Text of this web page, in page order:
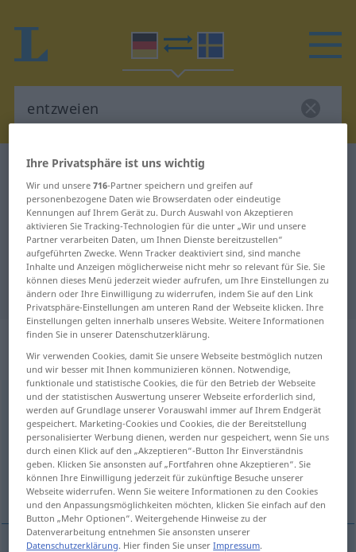
Deutsch-Schwedisch Wörterbuch
Deutsch-Schwedisch Übersetzung
für "entzweien"
"entzweien" Schwedisch
Übersetzung
„entzweien“: reflexives Verb,
rückbezügliches Zeitwort
entzweienv/r
Übersicht aller Übersetzungen
(Für mehr Details die Übersetzung anklicken/antippen)
bli oense osams
Ihre Privatsphäre ist uns wichtig
Wir und unsere716-Partner speichern und greifen auf
personenbezogene Daten wie Browserdaten oder eindeutige
Kennungen auf Ihrem Gerät zu. Durch Auswahl von Akzeptieren
aktivieren Sie Tracking-Technologien für die unter „Wir und unsere
Partner verarbeiten Daten, um Ihnen Dienste bereitzustellen“
aufgeführten Zwecke. Wenn Tracker deaktiviert sind, sind manche
Inhalte und Anzeigen möglicherweise nicht mehr so relevant für Sie. Sie
können dieses Menü jederzeit wieder aufrufen, um Ihre Einstellungen zu
ändern oder Ihre Einwilligung zu widerrufen, indem Sie auf den Link
Privatsphäre-Einstellungen am unteren Rand der Webseite klicken. Ihre
Einstellungen gelten innerhalb unseres Website. Weitere Informationen
finden Sie in unserer Datenschutzerklärung.
Wir verwenden Cookies, damit Sie unsere Webseite bestmöglich nutzen
und wir besser mit Ihnen kommunizieren können. Notwendige,
funktionale und statistische Cookies, die für den Betrieb der Webseite
und der statistischen Auswertung unserer Webseite erforderlich sind,
werden auf Grundlage unserer Vorauswahl immer auf Ihrem Endgerät
gespeichert. Marketing-Cookies und Cookies, die der Bereitstellung
personalisierter Werbung dienen, werden nur gespeichert, wenn Sie uns
durch einen Klick auf den „Akzeptieren“-Button Ihr Einverständnis
geben. Klicken Sie ansonsten auf „Fortfahren ohne Akzeptieren“. Sie
können Ihre Einwilligung jederzeit für zukünftige Besuche unserer
Webseite widerrufen. Wenn Sie weitere Informationen zu den Cookies
und den Anpassungsmöglichkeiten möchten, klicken Sie einfach auf den
Button „Mehr Optionen“. Weitergehende Hinweise zu der
Datenverarbeitung entnehmen Sie ansonsten unserer
Datenschutzerklärung. Hier finden Sie unserImpressum.